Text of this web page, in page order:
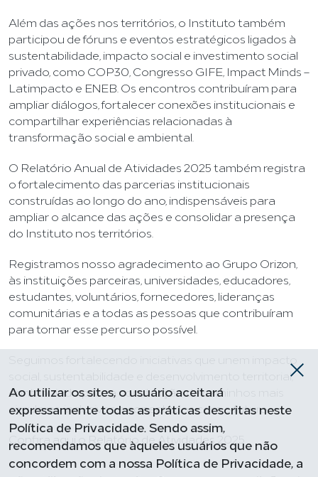
Além das ações nos territórios, o Instituto também
participou de fóruns e eventos estratégicos ligados à
sustentabilidade, impacto social e investimento social
privado, como COP30, Congresso GIFE, Impact Minds –
Latimpacto e ENEB. Os encontros contribuíram para
ampliar diálogos, fortalecer conexões institucionais e
compartilhar experiências relacionadas à
transformação social e ambiental.
O Relatório Anual de Atividades 2025 também registra
o fortalecimento das parcerias institucionais
construídas ao longo do ano, indispensáveis para
ampliar o alcance das ações e consolidar a presença
do Instituto nos territórios.
Registramos nosso agradecimento ao Grupo Orizon,
às instituições parceiras, universidades, educadores,
estudantes, voluntários, fornecedores, lideranças
comunitárias e a todas as pessoas que contribuíram
para tornar esse percurso possível.
Seguimos fortalecendo iniciativas que unem impacto
social, sustentabilidade e desenvolvimento territorial,
contribuindo para a construção de caminhos mais
circulares, inclusivos e conectados com o futuro.
Confira aqui o Relatório de Atividades 2025
Ao utilizar os sites, o usuário aceitará
expressamente todas as práticas descritas neste
Política de Privacidade. Sendo assim,
recomendamos que àqueles usuários que não
concordem com a nossa Política de Privacidade, a